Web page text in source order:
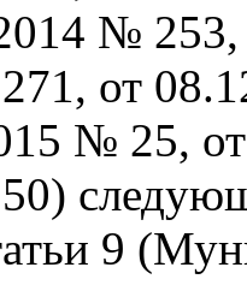
№
от
№ 25,
9